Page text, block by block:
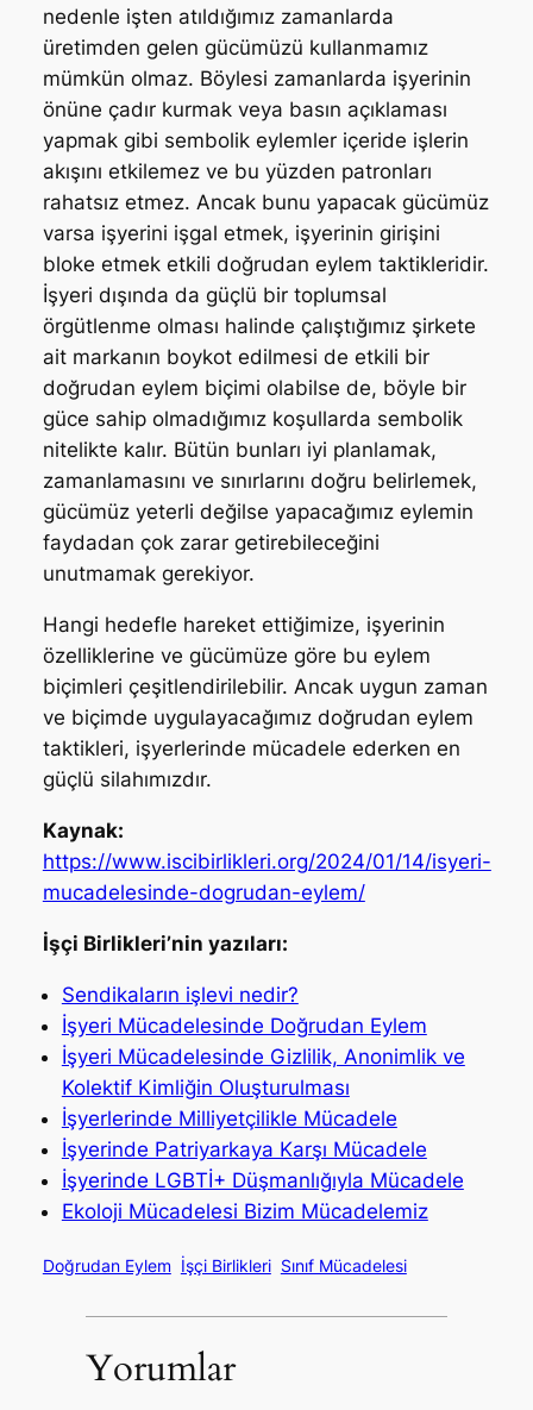
nedenle işten atıldığımız zamanlarda
üretimden gelen gücümüzü kullanmamız
mümkün olmaz. Böylesi zamanlarda işyerinin
önüne çadır kurmak veya basın açıklaması
yapmak gibi sembolik eylemler içeride işlerin
akışını etkilemez ve bu yüzden patronları
rahatsız etmez. Ancak bunu yapacak gücümüz
varsa işyerini işgal etmek, işyerinin girişini
bloke etmek etkili doğrudan eylem taktikleridir.
İşyeri dışında da güçlü bir toplumsal
örgütlenme olması halinde çalıştığımız şirkete
ait markanın boykot edilmesi de etkili bir
doğrudan eylem biçimi olabilse de, böyle bir
güce sahip olmadığımız koşullarda sembolik
nitelikte kalır. Bütün bunları iyi planlamak,
zamanlamasını ve sınırlarını doğru belirlemek,
gücümüz yeterli değilse yapacağımız eylemin
faydadan çok zarar getirebileceğini
unutmamak gerekiyor.
Hangi hedefle hareket ettiğimize, işyerinin
özelliklerine ve gücümüze göre bu eylem
biçimleri çeşitlendirilebilir. Ancak uygun zaman
ve biçimde uygulayacağımız doğrudan eylem
taktikleri, işyerlerinde mücadele ederken en
güçlü silahımızdır.
Kaynak:
https://www.iscibirlikleri.org/2024/01/14/isyeri-
mucadelesinde-dogrudan-eylem/
İşçi Birlikleri’nin yazıları:
Sendikaların işlevi nedir?
İşyeri Mücadelesinde Doğrudan Eylem
İşyeri Mücadelesinde Gizlilik, Anonimlik ve
Kolektif Kimliğin Oluşturulması
İşyerlerinde Milliyetçilikle Mücadele
İşyerinde Patriyarkaya Karşı Mücadele
İşyerinde LGBTİ+ Düşmanlığıyla Mücadele
Ekoloji Mücadelesi Bizim Mücadelemiz
Doğrudan Eylem İşçi Birlikleri Sınıf Mücadelesi
Yorumlar